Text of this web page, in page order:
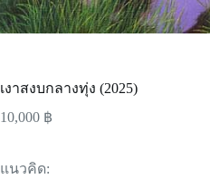
เงาสงบกลางทุ่ง (2025)
10,000 ฿
แนวคิด: